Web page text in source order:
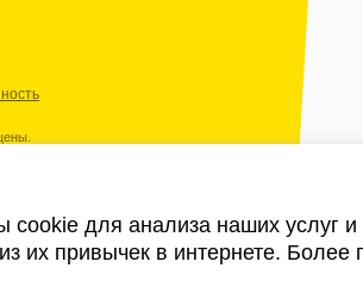
для анализа наших услуг
их привычек в интернете.